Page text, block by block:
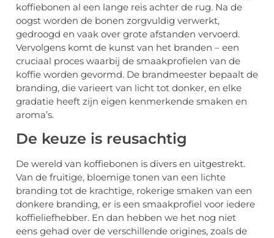
koffiebonen al een lange reis achter de rug. Na de
oogst worden de bonen zorgvuldig verwerkt,
gedroogd en vaak over grote afstanden vervoerd.
Vervolgens komt de kunst van het branden – een
cruciaal proces waarbij de smaakprofielen van de
koffie worden gevormd. De brandmeester bepaalt de
branding, die varieert van licht tot donker, en elke
gradatie heeft zijn eigen kenmerkende smaken en
aroma’s.
De keuze is reusachtig
De wereld van koffiebonen is divers en uitgestrekt.
Van de fruitige, bloemige tonen van een lichte
branding tot de krachtige, rokerige smaken van een
donkere branding, er is een smaakprofiel voor iedere
koffieliefhebber. En dan hebben we het nog niet
eens gehad over de verschillende origines, zoals de